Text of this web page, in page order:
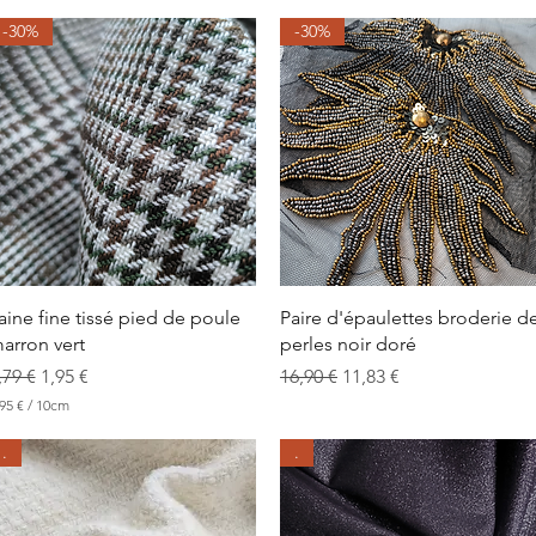
,
7
€
p
a
r
1
0
C
e
n
t
i
m
è
t
r
e
Aperçu rapide
-30%
fine tissé pied de poule
vert
original
€ Prix promotionnel
1,95 €
€ / 10cm
Aperçu rapide
-30%
Paire d'épaulettes broderie
perles noir doré
Prix original
16,90 € Prix promotionnel
11,83 €
. .